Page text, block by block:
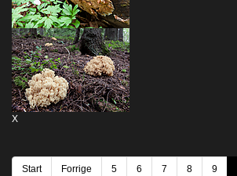
X
Start Forrige 5 6 7 8 9